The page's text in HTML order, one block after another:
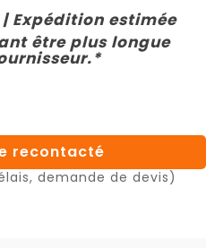
Expédition estimée
être plus longue
recontacté
demande de devis)